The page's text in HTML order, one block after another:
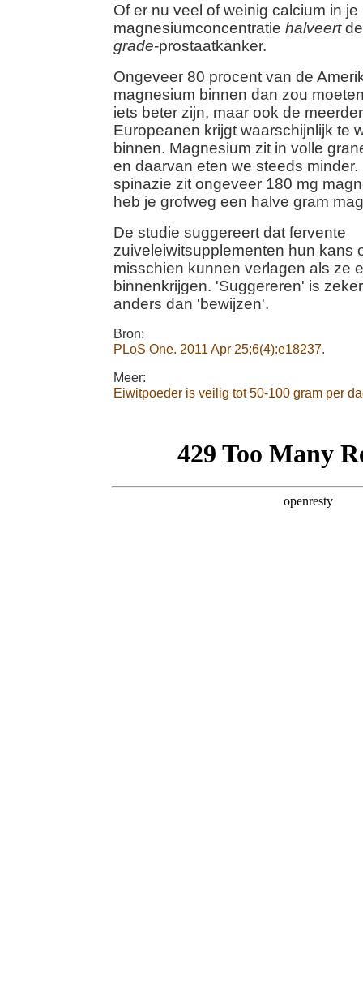
Of er nu veel of weinig calcium in
magnesiumconcentratie halveert
grade-prostaatkanker.
Ongeveer 80 procent van de
magnesium binnen dan zou
iets beter zijn, maar ook de
Europeanen krijgt waarschijnlijk te
binnen. Magnesium zit in volle
en daarvan eten we steeds minder.
spinazie zit ongeveer 180 mg
heb je grofweg een halve gram
De studie suggereert dat fervente
zuiveleiwitsupplementen hun kans
misschien kunnen verlagen als ze
binnenkrijgen. 'Suggereren' is
anders dan 'bewijzen'.
Bron:
PLoS One. 2011 Apr 25;6(4):e18237.
Meer:
Eiwitpoeder is veilig tot 50-100 gram per